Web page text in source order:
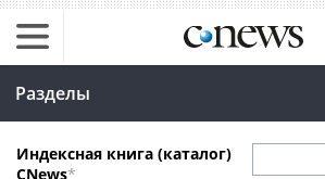
Разделы
Индексная книга (каталог)
CNews*